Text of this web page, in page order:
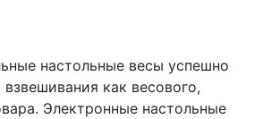
настольные весы успешно
как весового,
Электронные настольные